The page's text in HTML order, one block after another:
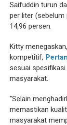
Saifuddin turun
per liter (sebelum
14,96 persen.
Kitty
kompetitif,
sesuai
masyarakat.
"Selain
memastikan
masyarakat